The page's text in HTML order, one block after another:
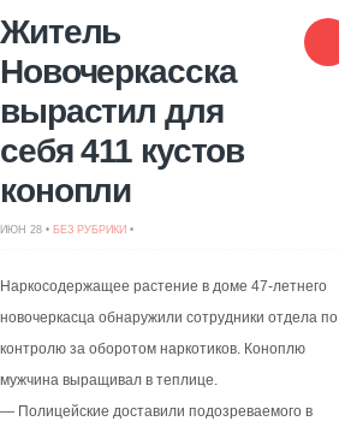
Житель
Новочеркасска
вырастил для
себя 411 кустов
конопли
ИЮН 28 • БЕЗ РУБРИКИ •
Наркосодержащее растение в доме 47-летнего
новочеркасца обнаружили сотрудники отдела по
контролю за оборотом наркотиков. Коноплю
мужчина выращивал в теплице.
— Полицейские доставили подозреваемого в